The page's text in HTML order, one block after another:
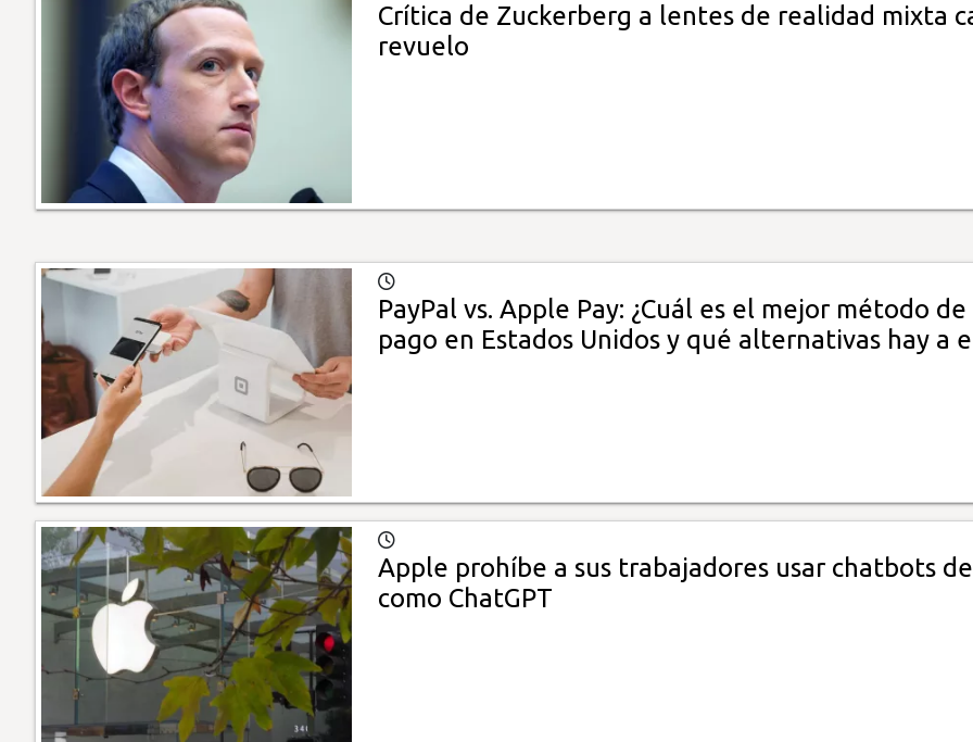
Crítica de Zuckerberg a lentes de realidad mixta
revuelo
PayPal vs. Apple Pay: ¿Cuál es el mejor método de
pago en Estados Unidos y qué alternativas hay a
Apple prohíbe a sus trabajadores usar chatbots
como ChatGPT